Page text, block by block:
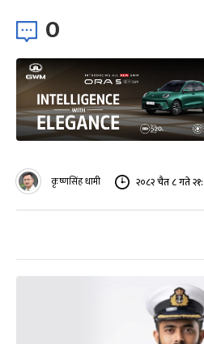
0
कृष्णसिंह धामी २०८२ चैत ८ गते